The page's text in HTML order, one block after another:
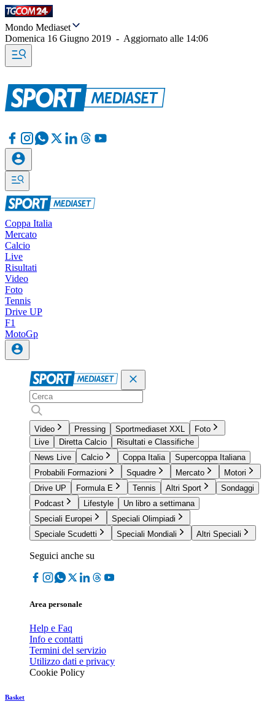
Mondo Mediaset
Domenica 16 Giugno 2019 - Aggiornato alle 14:06
Coppa Italia
Mercato
Calcio
Live
Risultati
Video
Foto
Tennis
Drive UP
F1
MotoGp
Video Pressing Sportmediaset XXL
Foto
Live
Diretta Calcio
Risultati e Classifiche
News Live
Calcio Coppa Italia
Supercoppa Italiana
Probabili Formazioni
Squadre Mercato
Motori
Drive UP
Formula E Tennis Altri Sport
Sondaggi
Podcast
Lifestyle
Un libro a settimana
Speciali Europei
Speciali Olimpiadi
Speciale Scudetti
Speciali Mondiali Altri Speciali
Seguici anche su
Area personale
Help e Faq
Info e contatti
Termini del servizio
Utilizzo dati e privacy
Cookie Policy
Basket